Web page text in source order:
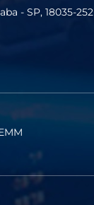
- SP, 18035-252